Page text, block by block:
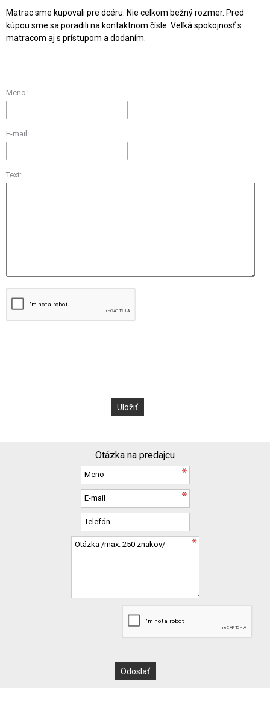
Matrac sme kupovali pre dcéru. Nie celkom bežný rozmer. Pred
kúpou sme sa poradili na kontaktnom čísle. Veľká spokojnosť s
matracom aj s prístupom a dodaním.
Meno:
E-mail:
Text:
Otázka na predajcu